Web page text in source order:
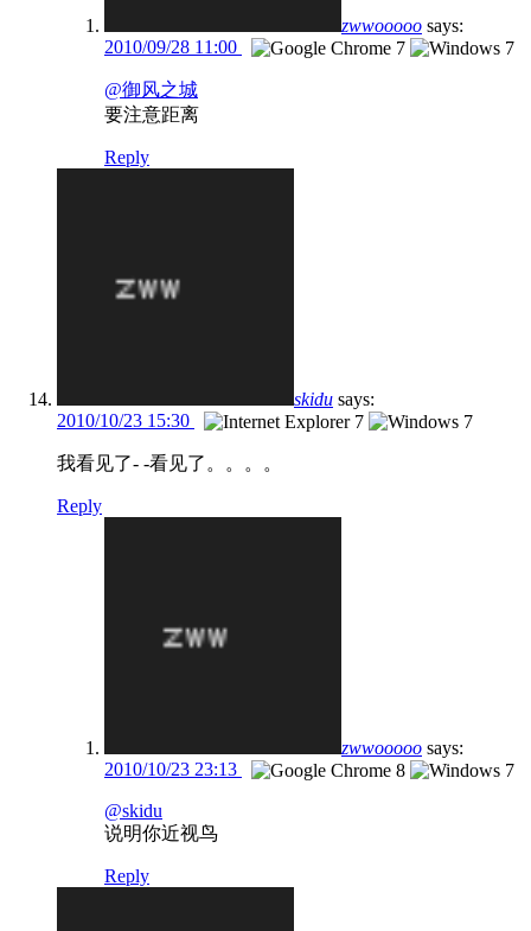
zwwooooo says:
2010/09/28 11:00
@御风之城
要注意距离
Reply
skidu says:
2010/10/23 15:30
我看见了- -看见了。。。。
Reply
zwwooooo says:
2010/10/23 23:13
@skidu
说明你近视鸟
Reply